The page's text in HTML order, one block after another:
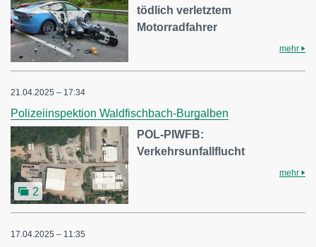
tödlich verletztem
Motorradfahrer
mehr
21.04.2025 – 17:34
Polizeiinspektion Waldfischbach-Burgalben
2
POL-PIWFB:
Verkehrsunfallflucht
mehr
17.04.2025 – 11:35